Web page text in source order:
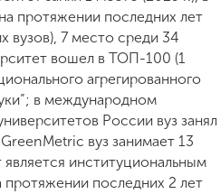
протяжении последних лет
вузов), 7 место среди 34
вошел в ТОП-100 (1
агрегированного
в международном
России вуз занял
вуз занимает 13
институциональным
протяжении последних 2 лет